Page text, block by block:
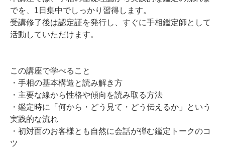
でを、1日集中でしっかり習得します。
受講修了後は認定証を発行し、すぐに手相鑑定師として
活動していただけます。
この講座で学べること
・手相の基本構造と読み解き方
・主要な線から性格や傾向を読み取る方法
・鑑定時に「何から・どう見て・どう伝えるか」という
実践的な流れ
・初対面のお客様とも自然に会話が弾む鑑定トークのコ
ツ